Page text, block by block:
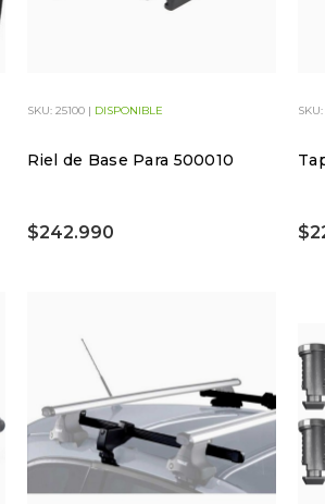
SKU: 25100 | DISPONIBLE
Riel de Base Para 500010
$242.990